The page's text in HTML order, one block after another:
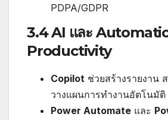
PDPA/GDPR
3.4 AI และ
Productivity
Copilot ช่วยสร้างรายงาน
วางแผนการทำงานอัตโนมัติ
Power Automate และ